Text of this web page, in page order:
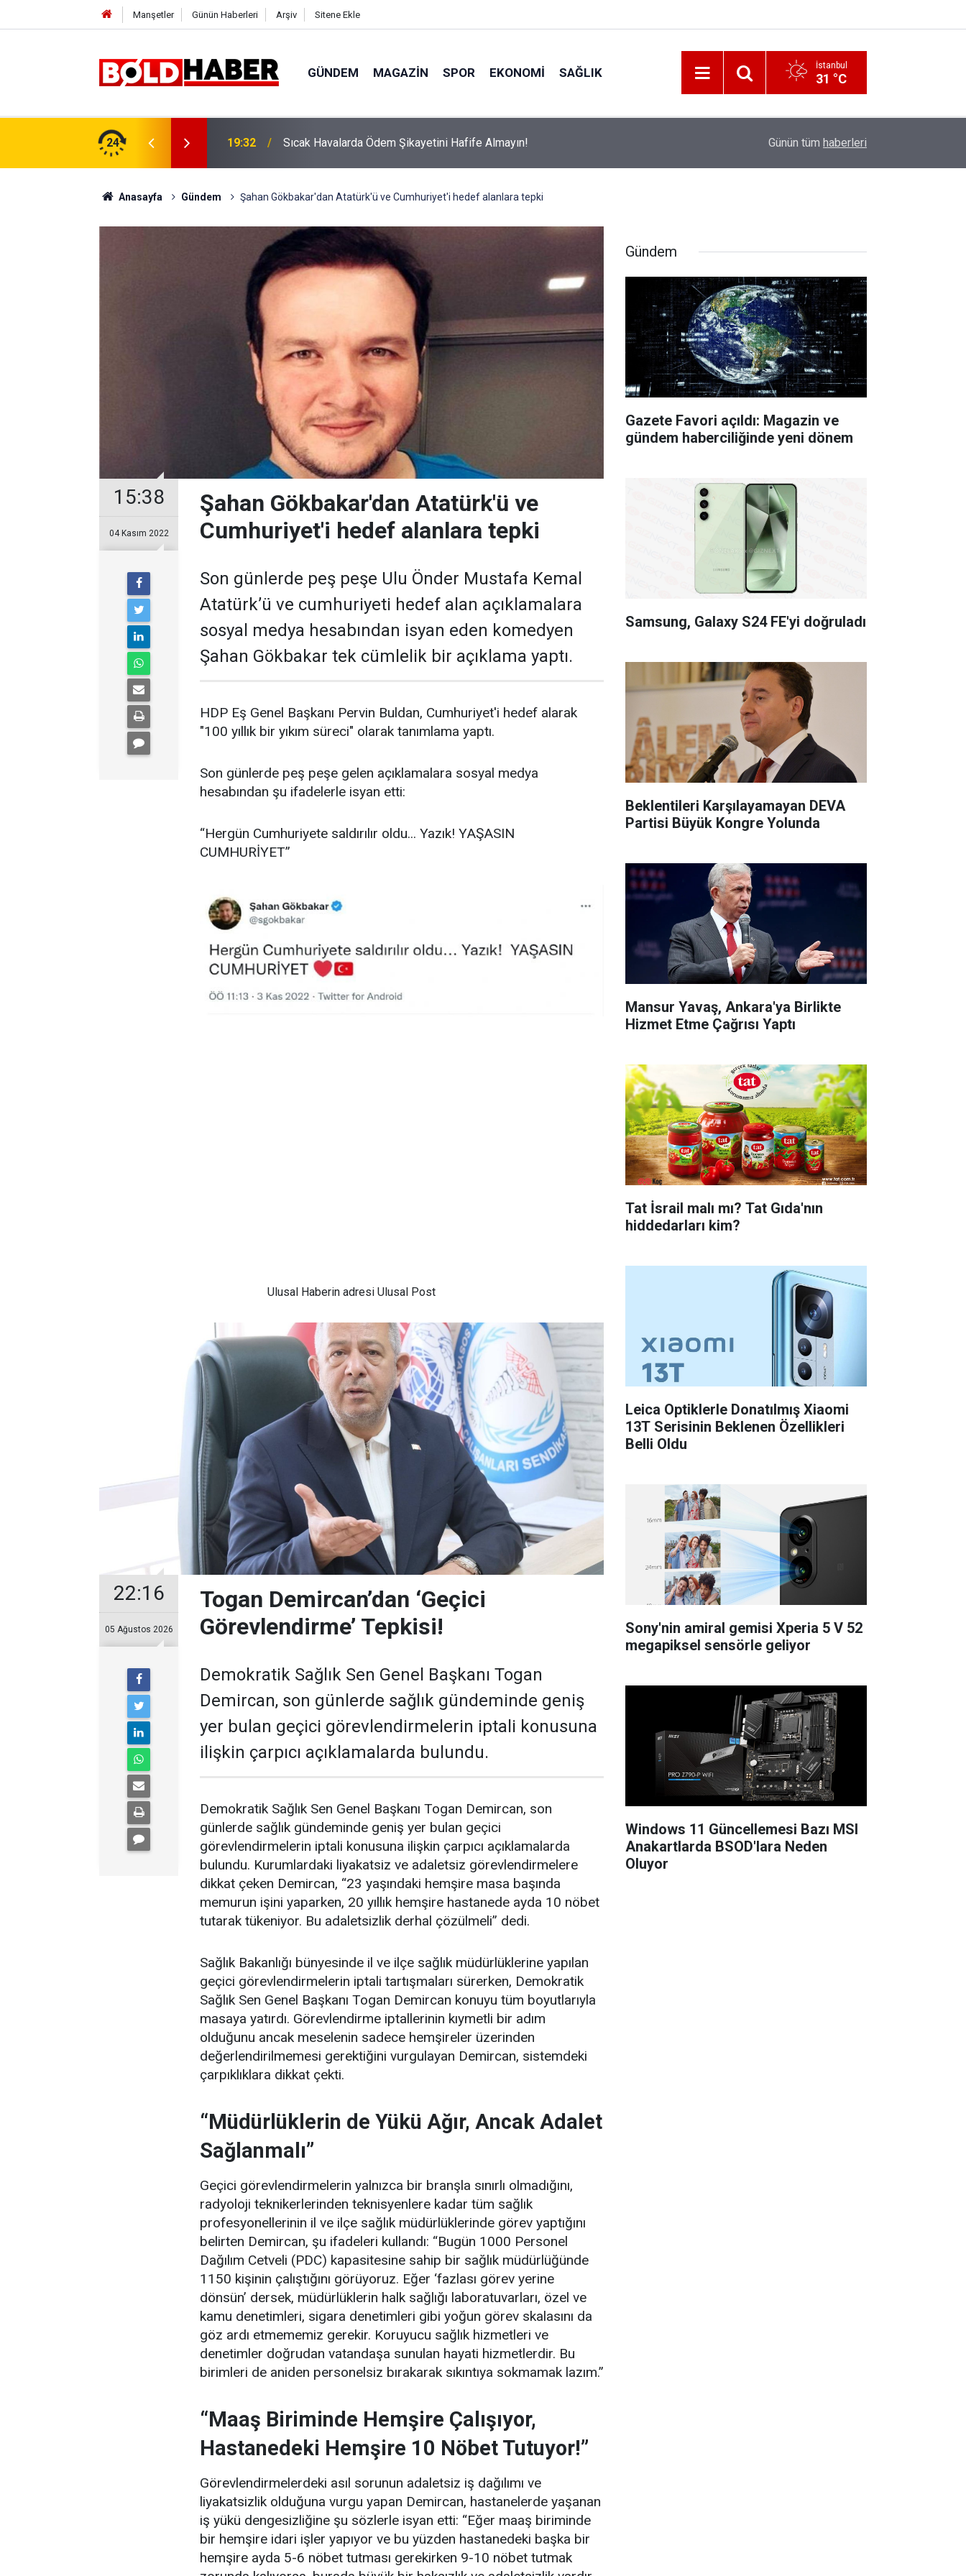
Manşetler Günün Haberleri Arşiv Sitene Ekle
GÜNDEM MAGAZIN SPOR EKONOMI SAĞLIK İstanbul
31 °C
24 19:32 Sıcak Havalarda Ödem Şikayetini Hafife Almayın! İzmir 112’de Kan Donduran İddialar!
Günün tüm haberleri
Anasayfa Gündem Şahan Gökbakar'dan Atatürk'ü ve Cumhuriyet'i hedef alanlara tepki
15:38
04 Kasım 2022
Şahan Gökbakar'dan Atatürk'ü ve
Cumhuriyet'i hedef alanlara tepki
Son günlerde peş peşe Ulu Önder Mustafa Kemal
Atatürk’ü ve cumhuriyeti hedef alan açıklamalara
sosyal medya hesabından isyan eden komedyen
Şahan Gökbakar tek cümlelik bir açıklama yaptı.
HDP Eş Genel Başkanı Pervin Buldan, Cumhuriyet'i hedef alarak
"100 yıllık bir yıkım süreci" olarak tanımlama yaptı.
Son günlerde peş peşe gelen açıklamalara sosyal medya
hesabından şu ifadelerle isyan etti:
“Hergün Cumhuriyete saldırılır oldu... Yazık! YAŞASIN
CUMHURİYET”
Ulusal Haberin adresi Ulusal Post
22:16
05 Ağustos 2026
Togan Demircan’dan ‘Geçici
Görevlendirme’ Tepkisi!
Demokratik Sağlık Sen Genel Başkanı Togan
Demircan, son günlerde sağlık gündeminde geniş
yer bulan geçici görevlendirmelerin iptali konusuna
ilişkin çarpıcı açıklamalarda bulundu.
Demokratik Sağlık Sen Genel Başkanı Togan Demircan, son
günlerde sağlık gündeminde geniş yer bulan geçici
görevlendirmelerin iptali konusuna ilişkin çarpıcı açıklamalarda
bulundu. Kurumlardaki liyakatsiz ve adaletsiz görevlendirmelere
dikkat çeken Demircan, “23 yaşındaki hemşire masa başında
memurun işini yaparken, 20 yıllık hemşire hastanede ayda 10 nöbet
tutarak tükeniyor. Bu adaletsizlik derhal çözülmeli” dedi.
Sağlık Bakanlığı bünyesinde il ve ilçe sağlık müdürlüklerine yapılan
geçici görevlendirmelerin iptali tartışmaları sürerken, Demokratik
Sağlık Sen Genel Başkanı Togan Demircan konuyu tüm boyutlarıyla
masaya yatırdı. Görevlendirme iptallerinin kıymetli bir adım
olduğunu ancak meselenin sadece hemşireler üzerinden
değerlendirilmemesi gerektiğini vurgulayan Demircan, sistemdeki
çarpıklıklara dikkat çekti.
“Müdürlüklerin de Yükü Ağır, Ancak Adalet
Sağlanmalı”
Geçici görevlendirmelerin yalnızca bir branşla sınırlı olmadığını,
radyoloji teknikerlerinden teknisyenlere kadar tüm sağlık
profesyonellerinin il ve ilçe sağlık müdürlüklerinde görev yaptığını
belirten Demircan, şu ifadeleri kullandı: “Bugün 1000 Personel
Dağılım Cetveli (PDC) kapasitesine sahip bir sağlık müdürlüğünde
1150 kişinin çalıştığını görüyoruz. Eğer ‘fazlası görev yerine
dönsün’ dersek, müdürlüklerin halk sağlığı laboratuvarları, özel ve
kamu denetimleri, sigara denetimleri gibi yoğun görev skalasını da
göz ardı etmememiz gerekir. Koruyucu sağlık hizmetleri ve
denetimler doğrudan vatandaşa sunulan hayati hizmetlerdir. Bu
birimleri de aniden personelsiz bırakarak sıkıntıya sokmamak lazım.”
“Maaş Biriminde Hemşire Çalışıyor,
Hastanedeki Hemşire 10 Nöbet Tutuyor!”
Görevlendirmelerdeki asıl sorunun adaletsiz iş dağılımı ve
liyakatsizlik olduğuna vurgu yapan Demircan, hastanelerde yaşanan
iş yükü dengesizliğine şu sözlerle isyan etti: “Eğer maaş biriminde
bir hemşire idari işler yapıyor ve bu yüzden hastanedeki başka bir
hemşire ayda 5-6 nöbet tutması gerekirken 9-10 nöbet tutmak
Gündem
Gazete Favori açıldı: Magazin ve
gündem haberciliğinde yeni dönem
Samsung, Galaxy S24 FE'yi doğruladı
Beklentileri Karşılayamayan DEVA
Partisi Büyük Kongre Yolunda
Mansur Yavaş, Ankara'ya Birlikte
Hizmet Etme Çağrısı Yaptı
Tat İsrail malı mı? Tat Gıda'nın
hiddedarları kim?
Leica Optiklerle Donatılmış Xiaomi
13T Serisinin Beklenen Özellikleri
Belli Oldu
Sony'nin amiral gemisi Xperia 5 V 52
megapiksel sensörle geliyor
Windows 11 Güncellemesi Bazı MSI
Anakartlarda BSOD'lara Neden
Oluyor